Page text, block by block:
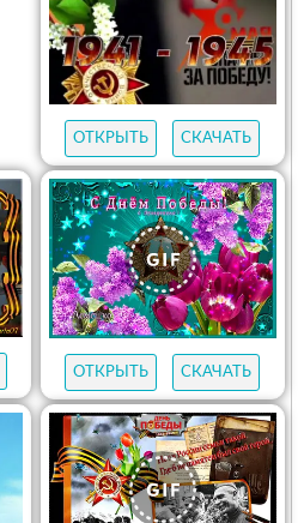
ОТКРЫТЬ СКАЧАТЬ
ОТКРЫТЬ СКАЧАТЬ